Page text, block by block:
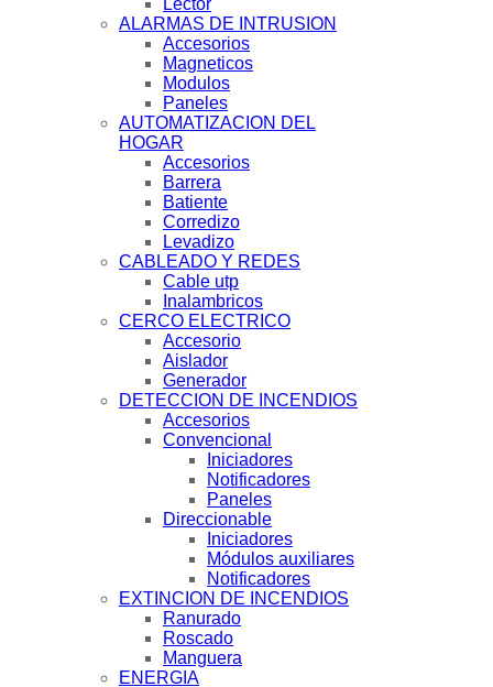
ALARMAS DE INTRUSION
Accesorios
Magneticos
Modulos
Paneles
AUTOMATIZACION DEL
HOGAR
Accesorios
Barrera
Batiente
Corredizo
Levadizo
CABLEADO Y REDES
Cable utp
Inalambricos
CERCO ELECTRICO
Accesorio
Aislador
Generador
DETECCION DE INCENDIOS
Accesorios
Convencional
Iniciadores
Notificadores
Paneles
Direccionable
Iniciadores
Módulos auxiliares
Notificadores
EXTINCION DE INCENDIOS
Ranurado
Roscado
Manguera
ENERGIA